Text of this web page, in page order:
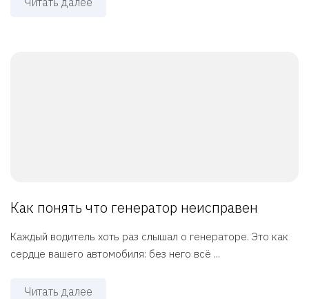
Как понять что генератор неисправен
Каждый водитель хоть раз слышал о генераторе. Это как
сердце вашего автомобиля: без него всё ...
Читать далее